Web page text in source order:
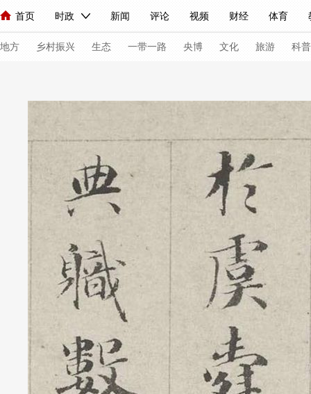
首页 时政 新闻 评论 视频 财经 体育
人民领袖习近平 联播+ 中国领导人 央视快评 习式妙语
直播 栏目大全 节目单 听音 微视频 主持人
海外频道 iPanda English Монгол
地方 乡村振兴 生态 一带一路 央博 文化 旅游 科普
总台春晚 网络春晚 共产党员网 秧纪录 纪录片网
新闻 军事
人民领袖习近平 联播+ 天天学习
小央视频 直播中国 熊猫频道
前线 新兵请入列
体育 直播 竞猜 2026年冬奥会
VIP会员 CCTV奥林匹克频道 生活体育大会 体育江湖
乡村振兴 生态环境 一带一路
大国智造 大国展会 云顶对话 云起